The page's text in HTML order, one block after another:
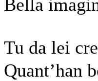
Bella
Tu da lei
Quant’han